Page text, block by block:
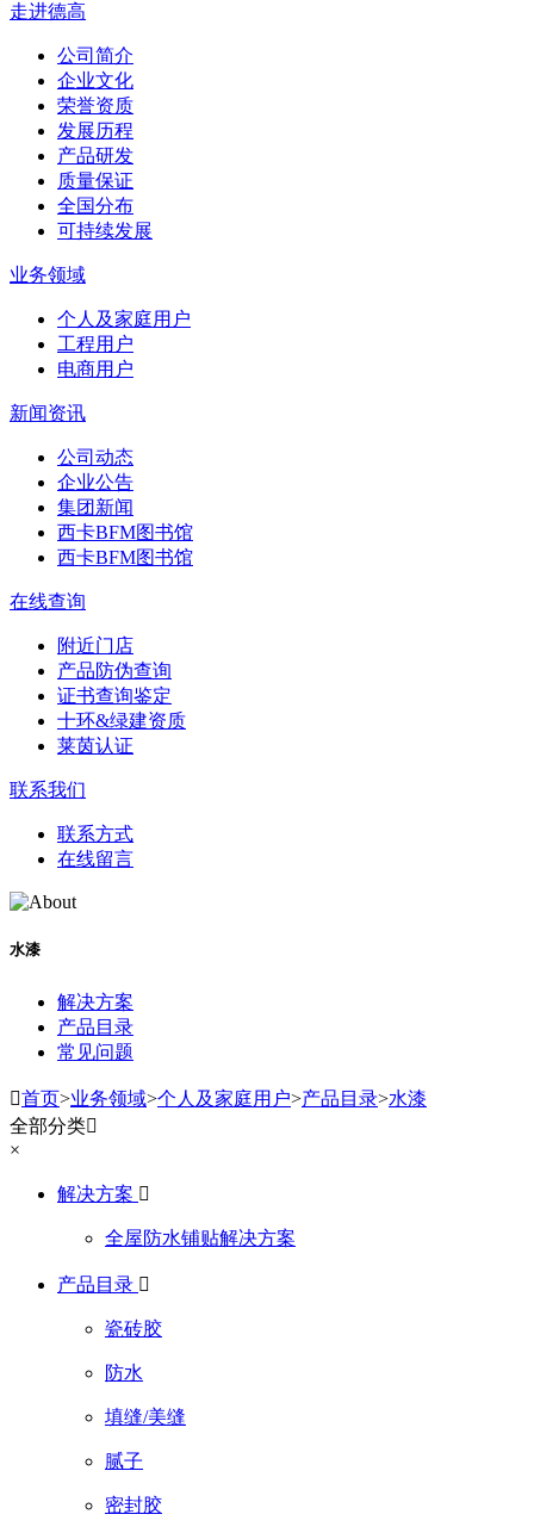
走进德高
公司简介
企业文化
荣誉资质
发展历程
产品研发
质量保证
全国分布
可持续发展
业务领域
个人及家庭用户
工程用户
电商用户
新闻资讯
公司动态
企业公告
集团新闻
西卡BFM图书馆
西卡BFM图书馆
在线查询
附近门店
产品防伪查询
证书查询鉴定
十环&绿建资质
莱茵认证
联系我们
联系方式
在线留言
水漆
解决方案
产品目录
常见问题
首页>业务领域>个人及家庭用户>产品目录>水漆
全部分类
×
解决方案 
全屋防水铺贴解决方案
产品目录 
瓷砖胶
防水
填缝/美缝
腻子
密封胶